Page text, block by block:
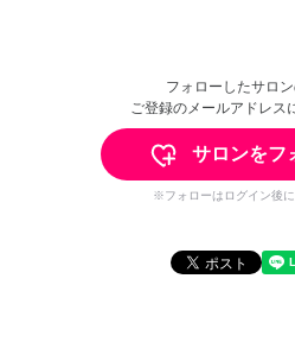
フォローしたサロン
ご登録のメールアドレス
サロンをフ
※フォローはログイン後に